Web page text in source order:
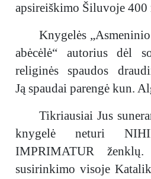
apsireiškimo Šiluvoje
Knygelės
abėcėlė“ autorius dėl
religinės spaudos
Ją spaudai parengė kun.
Tikriausiai Jus
knygelė neturi
IMPRIMATUR
susirinkimo visoje